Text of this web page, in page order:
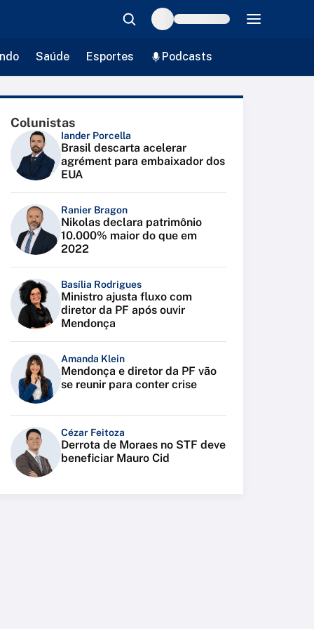
Saúde Esportes Podcasts
Colunistas
Iander Porcella
Brasil descarta acelerar
agrément para embaixador dos
EUA
Ranier Bragon
Nikolas declara patrimônio
10.000% maior do que em
2022
Basília Rodrigues
Ministro ajusta fluxo com
diretor da PF após ouvir
Mendonça
Amanda Klein
Mendonça e diretor da PF vão
se reunir para conter crise
Cézar Feitoza
Derrota de Moraes no STF deve
beneficiar Mauro Cid